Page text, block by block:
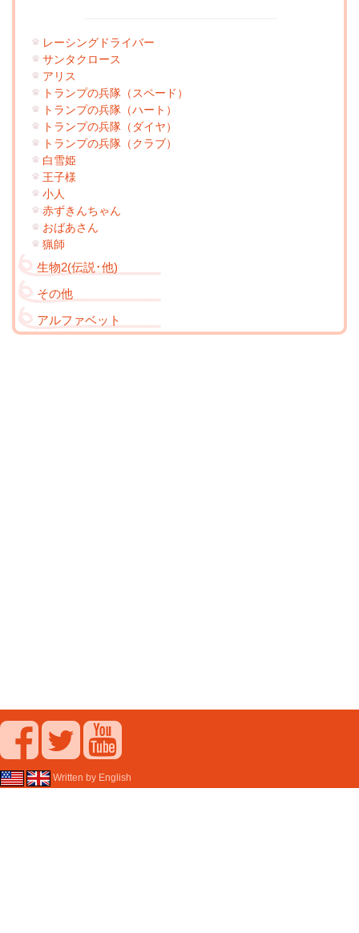
レーシングドライバー
サンタクロース
アリス
トランプの兵隊（スペード）
トランプの兵隊（ハート）
トランプの兵隊（ダイヤ）
トランプの兵隊（クラブ）
白雪姫
王子様
小人
赤ずきんちゃん
おばあさん
猟師
生物2(伝説･他)
その他
アルファベット
Written by English